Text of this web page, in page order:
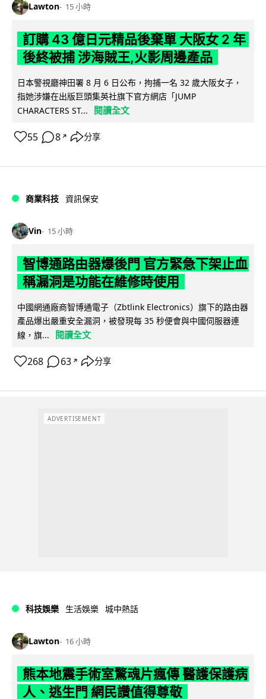
Lawton 15 小時
訂購 43 億日元精品後棄單 大阪女 2 年
後終被捕 涉海賊王,火影周邊產品
日本警視廳神田署 8 月 6 日公布，拘捕一名 32 歲大阪女子，
指她涉嫌在出版巨頭集英社旗下官方網店「JUMP
CHARACTERS ST...
閱讀全文
55 8 ↗ 分享
商業科技 資訊保安
Vin 15 小時
智博通路由器爆後門 官方緊急下架止血
稱漏洞是功能在維修時使用
中國網通廠商智博通電子（Zbtlink Electronics）旗下的路由器
產品爆出嚴重安全漏洞，被發現每 35 秒便會與中國伺服器連
線，旗...
閱讀全文
268 63 ↗ 分享
ADVERTISEMENT
科技娛樂 生活娛樂 城中熱話
Lawton 16 小時
熊本地震手術室驚魂片瘋傳 醫護保護病
人、逃生門 網民讚值得尊敬